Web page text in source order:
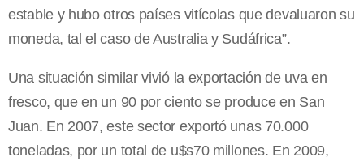
estable y hubo otros países vitícolas que devaluaron su
moneda, tal el caso de Australia y Sudáfrica”.
Una situación similar vivió la exportación de uva en
fresco, que en un 90 por ciento se produce en San
Juan. En 2007, este sector exportó unas 70.000
toneladas, por un total de u$s70 millones. En 2009,